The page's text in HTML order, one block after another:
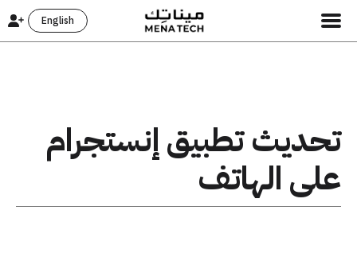
English
تحديث تطبيق إنستجرام
على الهاتف